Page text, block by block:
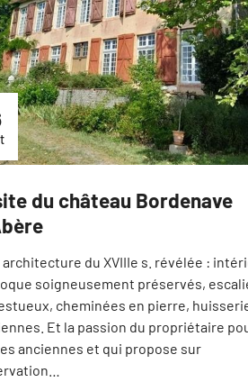
du château Bordenave
architecture du XVIIIe s. révélée :
soigneusement préservés,
cheminées en pierre,
Et la passion du propriétaire
anciennes et qui propose sur